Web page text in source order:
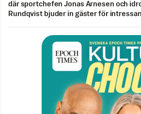
där sportchefen Jonas Arnesen och
Rundqvist bjuder in gäster för